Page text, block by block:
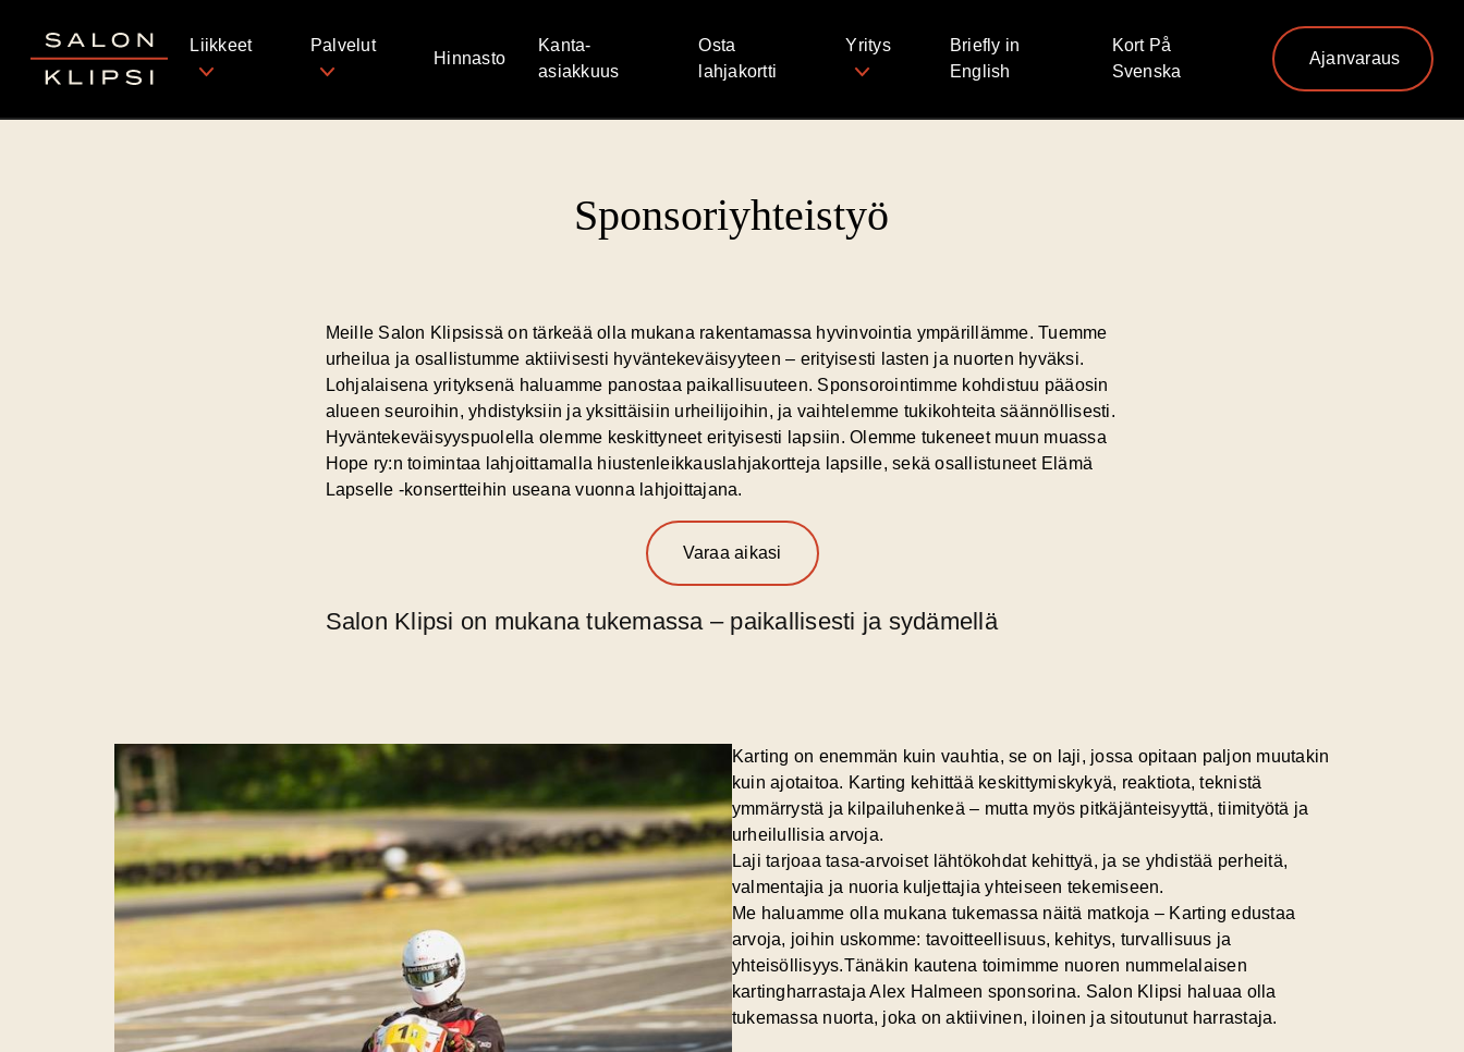
Salon Klipsi
Liikkeet Palvelut
Hinnasto
Kanta-
asiakkuus
Osta
lahjakortti
Yritys
Briefly in
English
Kort På
Svenska
Ajanvaraus
Sponsoriyhteistyö
Meille Salon Klipsissä on tärkeää olla mukana rakentamassa hyvinvointia ympärillämme. Tuemme
urheilua ja osallistumme aktiivisesti hyväntekeväisyyteen – erityisesti lasten ja nuorten hyväksi.
Lohjalaisena yrityksenä haluamme panostaa paikallisuuteen. Sponsorointimme kohdistuu pääosin
alueen seuroihin, yhdistyksiin ja yksittäisiin urheilijoihin, ja vaihtelemme tukikohteita säännöllisesti.
Hyväntekeväisyyspuolella olemme keskittyneet erityisesti lapsiin. Olemme tukeneet muun muassa
Hope ry:n toimintaa lahjoittamalla hiustenleikkauslahjakortteja lapsille, sekä osallistuneet Elämä
Lapselle -konsertteihin useana vuonna lahjoittajana.
Varaa aikasi
Salon Klipsi on mukana tukemassa – paikallisesti ja sydämellä
Karting on enemmän kuin vauhtia, se on laji, jossa opitaan paljon muutakin
kuin ajotaitoa. Karting kehittää keskittymiskykyä, reaktiota, teknistä
ymmärrystä ja kilpailuhenkeä – mutta myös pitkäjänteisyyttä, tiimityötä ja
urheilullisia arvoja.
Laji tarjoaa tasa-arvoiset lähtökohdat kehittyä, ja se yhdistää perheitä,
valmentajia ja nuoria kuljettajia yhteiseen tekemiseen.
Me haluamme olla mukana tukemassa näitä matkoja – Karting edustaa
arvoja, joihin uskomme: tavoitteellisuus, kehitys, turvallisuus ja
yhteisöllisyys.Tänäkin kautena toimimme nuoren nummelalaisen
kartingharrastaja Alex Halmeen sponsorina. Salon Klipsi haluaa olla
tukemassa nuorta, joka on aktiivinen, iloinen ja sitoutunut harrastaja.